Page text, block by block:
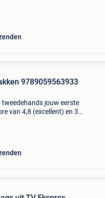
9789059563933
jouw eerste
van 4,8 (excellent) en 30